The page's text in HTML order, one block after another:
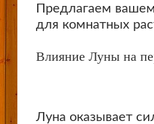
Предлагаем
для комнатных
Влияние Луны на
Луна оказывает